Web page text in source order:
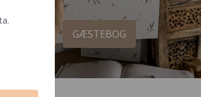
GÆSTEBOG